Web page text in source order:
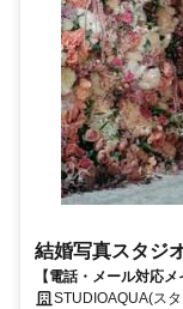
結婚写真スタジ
【電話・メール対応
あるウェディングフ
STUDIOAQUA(ス